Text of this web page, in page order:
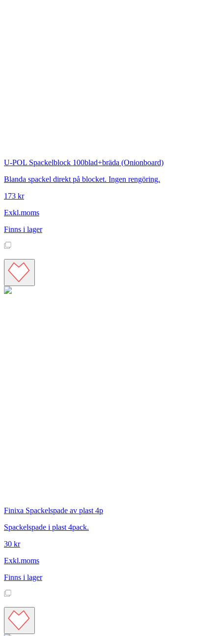
U-POL Spackelblock 100blad+bräda (Onionboard)
Blanda spackel direkt på blocket. Ingen rengöring.
173 kr
Exkl.moms
Finns i lager
Finixa Spackelspade av plast 4p
Spackelspade i plast 4pack.
30 kr
Exkl.moms
Finns i lager